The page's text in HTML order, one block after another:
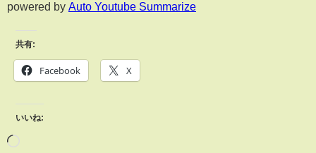
powered by Auto Youtube Summarize
共有:
Facebook X
いいね: